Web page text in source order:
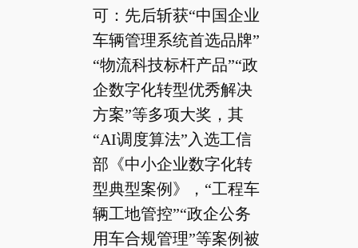
可：先后斩获“中国企业
车辆管理系统首选品牌”
“物流科技标杆产品”“政
企数字化转型优秀解决
方案”等多项大奖，其
“AI调度算法”入选工信
部《中小企业数字化转
型典型案例》，“工程车
辆工地管控”“政企公务
用车合规管理”等案例被